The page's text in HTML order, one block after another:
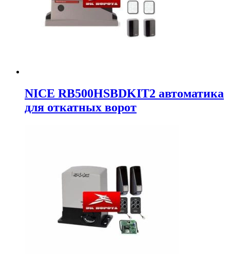
NICE RB500HSBDKIT2 автоматика
для откатных ворот